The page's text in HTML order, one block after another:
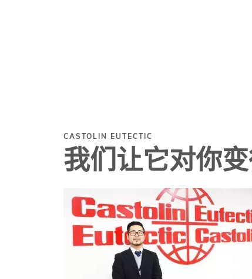
CASTOLIN EUTECTIC
我们让它对你